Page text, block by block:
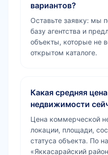
вариантов?
Оставьте заявку: мы
базу агентства и
объекты, которые не
открытом каталоге.
Какая средняя
недвижимости
Цена коммерческой
локации, площади,
статуса объекта. По
«Яккасарайский